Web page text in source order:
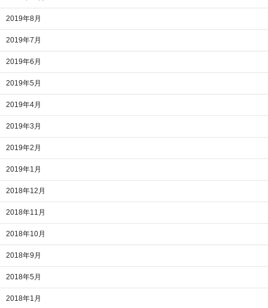
2019年8月
2019年7月
2019年6月
2019年5月
2019年4月
2019年3月
2019年2月
2019年1月
2018年12月
2018年11月
2018年10月
2018年9月
2018年5月
2018年1月